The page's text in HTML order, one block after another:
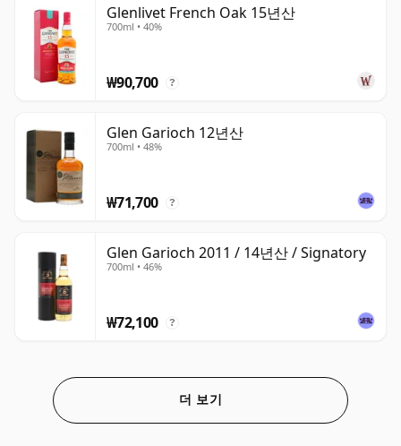
Glenlivet French Oak 15년산
700ml • 40%
₩90,700 ?
Glen Garioch 12년산
700ml • 48%
₩71,700 ?
Glen Garioch 2011 / 14년산 / Signatory
700ml • 46%
₩72,100 ?
더 보기